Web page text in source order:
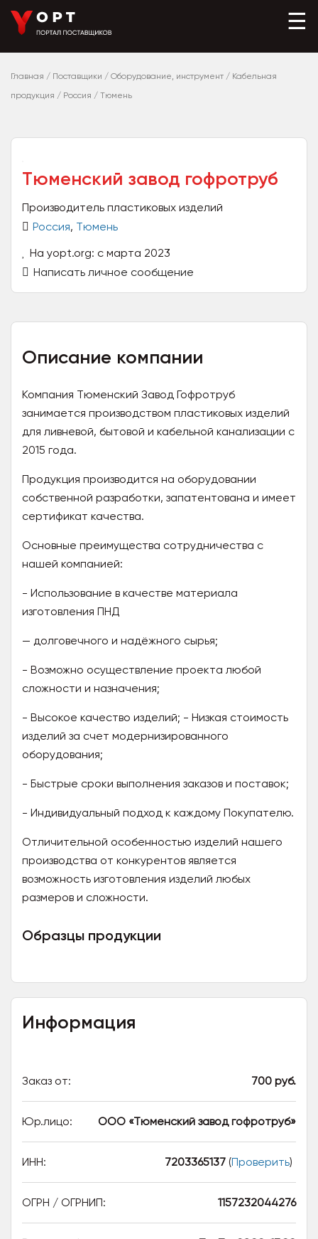
☰
Главная / Поставщики / Оборудование, инструмент / Кабельная
продукция / Россия / Тюмень
Тюменский завод гофротруб
Производитель пластиковых изделий
Россия, Тюмень
На yopt.org: с марта 2023
Написать личное сообщение
Описание компании
Компания Тюменский Завод Гофротруб
занимается производством пластиковых изделий
для ливневой, бытовой и кабельной канализации с
2015 года.
Продукция производится на оборудовании
собственной разработки, запатентована и имеет
сертификат качества.
Основные преимущества сотрудничества с
нашей компанией:
- Использование в качестве материала
изготовления ПНД
— долговечного и надёжного сырья;
- Возможно осуществление проекта любой
сложности и назначения;
- Высокое качество изделий; - Низкая стоимость
изделий за счет модернизированного
оборудования;
- Быстрые сроки выполнения заказов и поставок;
- Индивидуальный подход к каждому Покупателю.
Отличительной особенностью изделий нашего
производства от конкурентов является
возможность изготовления изделий любых
размеров и сложности.
Образцы продукции
Информация
Заказ от: 700 руб.
Юр.лицо: ООО «Тюменский завод гофротруб»
ИНН: 7203365137 (Проверить)
ОГРН / ОГРНИП: 1157232044276